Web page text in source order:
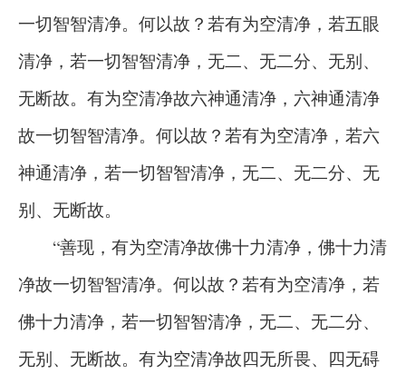
一切智智清净。何以故？若有为空清净，若五眼
清净，若一切智智清净，无二、无二分、无别、
无断故。有为空清净故六神通清净，六神通清净
故一切智智清净。何以故？若有为空清净，若六
神通清净，若一切智智清净，无二、无二分、无
别、无断故。
“善现，有为空清净故佛十力清净，佛十力清
净故一切智智清净。何以故？若有为空清净，若
佛十力清净，若一切智智清净，无二、无二分、
无别、无断故。有为空清净故四无所畏、四无碍